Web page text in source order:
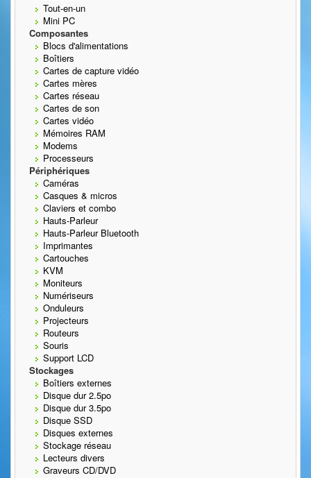
Tout-en-un
Mini PC
Composantes
Blocs d'alimentations
Boîtiers
Cartes de capture vidéo
Cartes mères
Cartes réseau
Cartes de son
Cartes vidéo
Mémoires RAM
Modems
Processeurs
Périphériques
Caméras
Casques & micros
Claviers et combo
Hauts-Parleur
Hauts-Parleur Bluetooth
Imprimantes
Cartouches
KVM
Moniteurs
Numériseurs
Onduleurs
Projecteurs
Routeurs
Souris
Support LCD
Stockages
Boîtiers externes
Disque dur 2.5po
Disque dur 3.5po
Disque SSD
Disques externes
Stockage réseau
Lecteurs divers
Graveurs CD/DVD